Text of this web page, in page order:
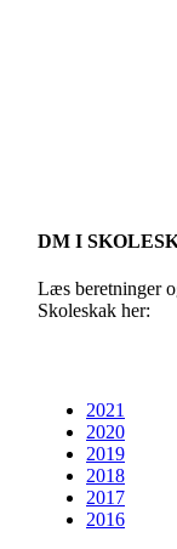
DM I
Læs beretninger
Skoleskak her:
2021
2020
2019
2018
2017
2016